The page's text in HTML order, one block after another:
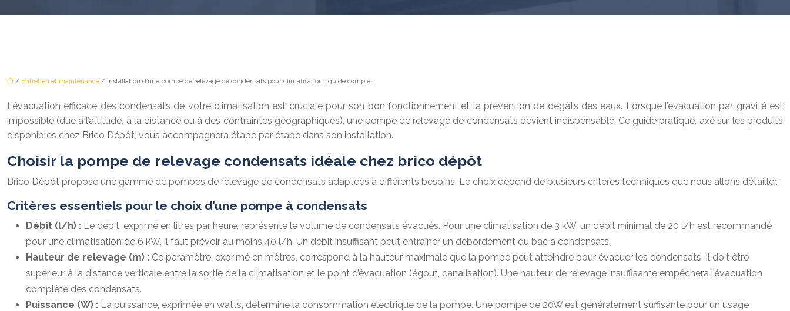
/ Entretien et maintenance / Installation d’une pompe de relevage de condensats pour climatisation : guide complet
L’évacuation efficace des condensats de votre climatisation est cruciale pour son bon fonctionnement et la prévention de dégâts des eaux. Lorsque l’évacuation par gravité est
impossible (due à l’altitude, à la distance ou à des contraintes géographiques), une pompe de relevage de condensats devient indispensable. Ce guide pratique, axé sur les produits
disponibles chez Brico Dépôt, vous accompagnera étape par étape dans son installation.
Choisir la pompe de relevage condensats idéale chez brico dépôt
Brico Dépôt propose une gamme de pompes de relevage de condensats adaptées à différents besoins. Le choix dépend de plusieurs critères techniques que nous allons détailler.
Critères essentiels pour le choix d’une pompe à condensats
Débit (l/h) : Le débit, exprimé en litres par heure, représente le volume de condensats évacués. Pour une climatisation de 3 kW, un débit minimal de 20 l/h est recommandé ;
pour une climatisation de 6 kW, il faut prévoir au moins 40 l/h. Un débit insuffisant peut entraîner un débordement du bac à condensats.
Hauteur de relevage (m) : Ce paramètre, exprimé en mètres, correspond à la hauteur maximale que la pompe peut atteindre pour évacuer les condensats. Il doit être
supérieur à la distance verticale entre la sortie de la climatisation et le point d’évacuation (égout, canalisation). Une hauteur de relevage insuffisante empêchera l’évacuation
complète des condensats.
Puissance (W) : La puissance, exprimée en watts, détermine la consommation électrique de la pompe. Une pompe de 20W est généralement suffisante pour un usage